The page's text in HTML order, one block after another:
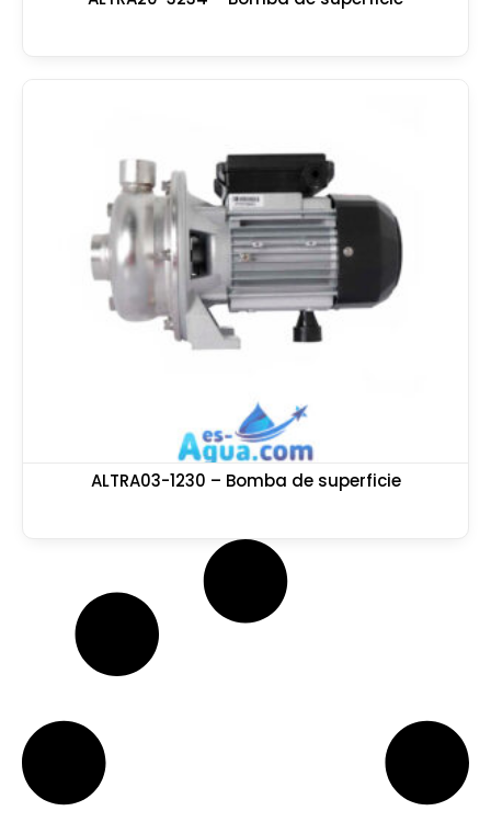
ALTRA03-1230 – Bomba de superficie